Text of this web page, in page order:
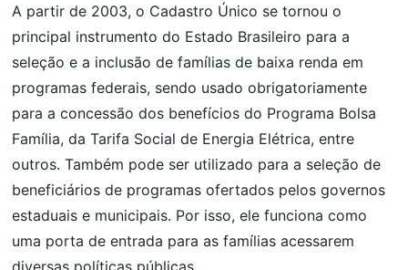
A partir de 2003, o Cadastro Único se tornou o
principal instrumento do Estado Brasileiro para a
seleção e a inclusão de famílias de baixa renda em
programas federais, sendo usado obrigatoriamente
para a concessão dos benefícios do Programa Bolsa
Família, da Tarifa Social de Energia Elétrica, entre
outros. Também pode ser utilizado para a seleção de
beneficiários de programas ofertados pelos governos
estaduais e municipais. Por isso, ele funciona como
uma porta de entrada para as famílias acessarem
diversas políticas públicas.